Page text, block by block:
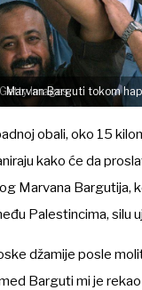
Images
Marvan Barguti tokom
obali, oko 15
kako će da
Marvana Bargutija,
Palestincima, silu
džamije posle
Barguti mi je